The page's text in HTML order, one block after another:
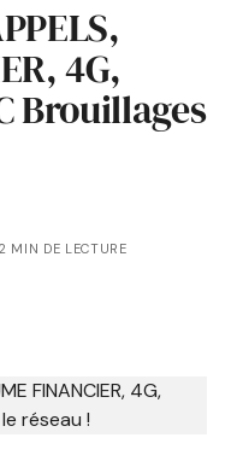
4G,
Brouillages
MIN DE LECTURE